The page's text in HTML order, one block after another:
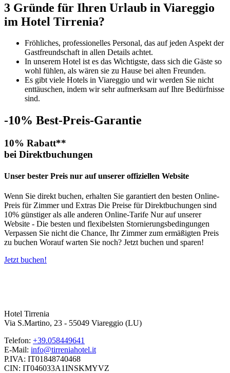
3 Gründe für Ihren Urlaub in Viareggio
im Hotel Tirrenia?
Fröhliches, professionelles Personal, das auf jeden Aspekt der
Gastfreundschaft in allen Details achtet.
In unserem Hotel ist es das Wichtigste, dass sich die Gäste so
wohl fühlen, als wären sie zu Hause bei alten Freunden.
Es gibt viele Hotels in Viareggio und wir werden Sie nicht
enttäuschen, indem wir sehr aufmerksam auf Ihre Bedürfnisse
sind.
-10% Best-Preis-Garantie
10% Rabatt**
bei Direktbuchungen
Unser bester Preis nur auf unserer offiziellen Website
Wenn Sie direkt buchen, erhalten Sie garantiert den besten Online-
Preis für Zimmer und Extras Die Preise für Direktbuchungen sind
10% günstiger als alle anderen Online-Tarife Nur auf unserer
Website - Die besten und flexibelsten Stornierungsbedingungen
Verpassen Sie nicht die Chance, Ihr Zimmer zum ermäßigten Preis
zu buchen Worauf warten Sie noch? Jetzt buchen und sparen!
Jetzt buchen!
Hotel Tirrenia
Via S.Martino, 23 - 55049 Viareggio (LU)
Telefon: +39.058449641
E-Mail: info@tirreniahotel.it
P.IVA: IT01848740468
CIN: IT046033A1INSKMYVZ